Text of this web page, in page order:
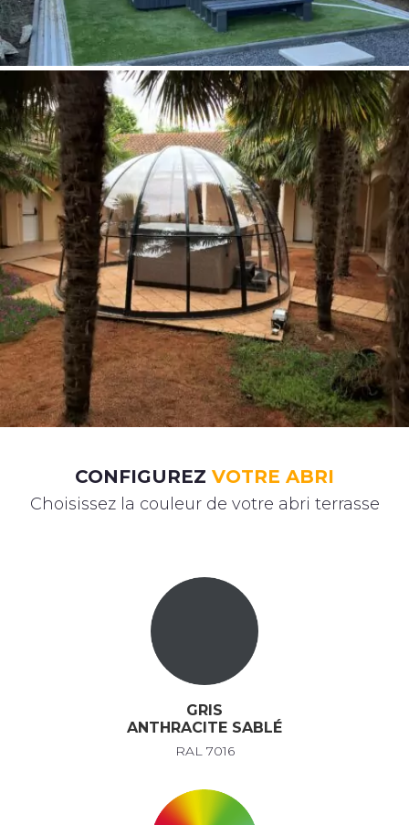
CONFIGUREZ VOTRE ABRI
Choisissez la couleur de votre abri terrasse
GRIS
ANTHRACITE SABLÉ
RAL 7016